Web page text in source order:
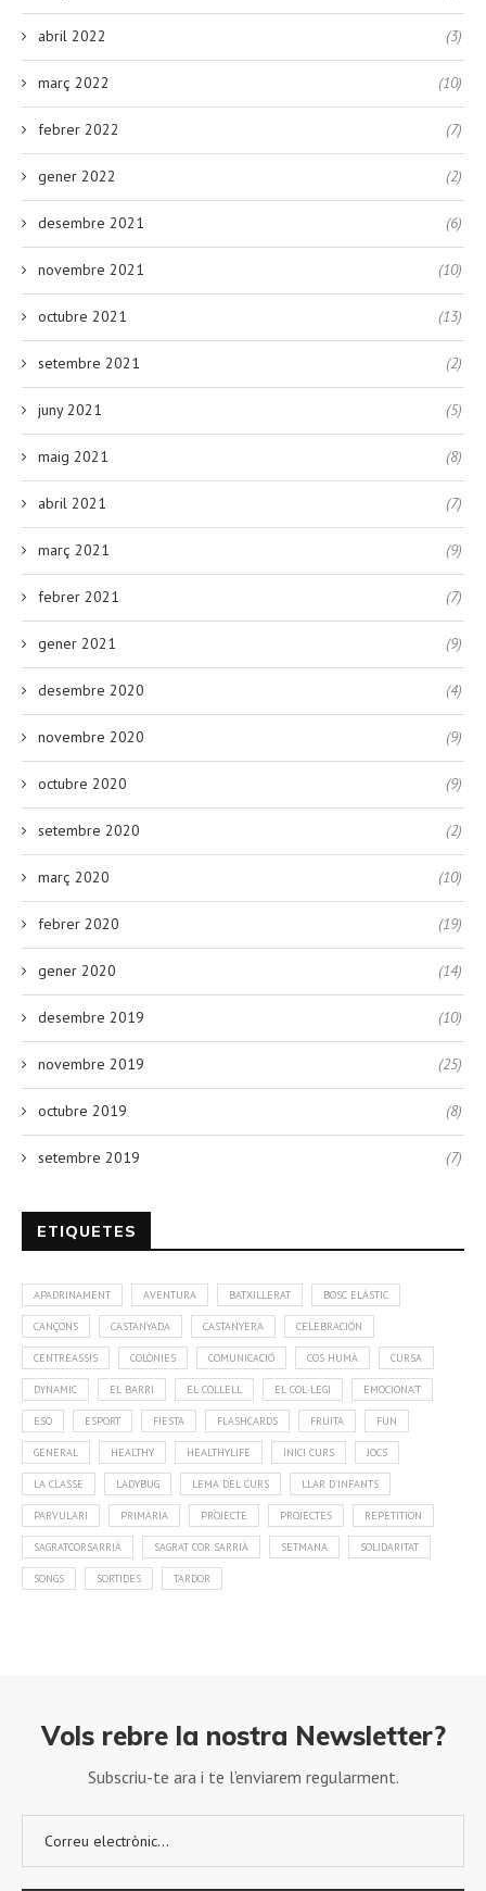
abril 2022 (3)
març 2022 (10)
febrer 2022 (7)
gener 2022 (2)
desembre 2021 (6)
novembre 2021 (10)
octubre 2021 (13)
setembre 2021 (2)
juny 2021 (5)
maig 2021 (8)
abril 2021 (7)
març 2021 (9)
febrer 2021 (7)
gener 2021 (9)
desembre 2020 (4)
novembre 2020 (9)
octubre 2020 (9)
setembre 2020 (2)
març 2020 (10)
febrer 2020 (19)
gener 2020 (14)
desembre 2019 (10)
novembre 2019 (25)
octubre 2019 (8)
setembre 2019 (7)
ETIQUETES
APADRINAMENT AVENTURA BATXILLERAT BOSC ELÀSTIC
CANÇONS CASTANYADA CASTANYERA CELEBRACIÓN
CENTREASSÍS COLÒNIES COMUNICACIÓ COS HUMÀ CURSA
DYNAMIC EL BARRI EL COLLELL EL COL·LEGI EMOCIONA'T
ESO ESPORT FIESTA FLASHCARDS FRUITA FUN
GENERAL HEALTHY HEALTHYLIFE INICI CURS JOCS
LA CLASSE LADYBUG LEMA DEL CURS LLAR D'INFANTS
PARVULARI PRIMÀRIA PROJECTE PROJECTES REPETITION
SAGRATCORSARRIÀ SAGRAT COR SARRIÀ SETMANA SOLIDARITAT
SONGS SORTIDES TARDOR
Vols rebre la nostra Newsletter?
Subscriu-te ara i te l’enviarem regularment.